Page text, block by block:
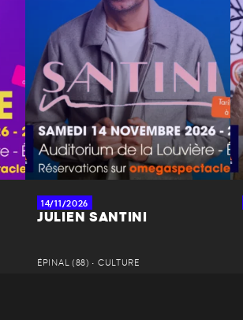
14/11/2026
JULIEN SANTINI
ÉPINAL (88) • CULTURE